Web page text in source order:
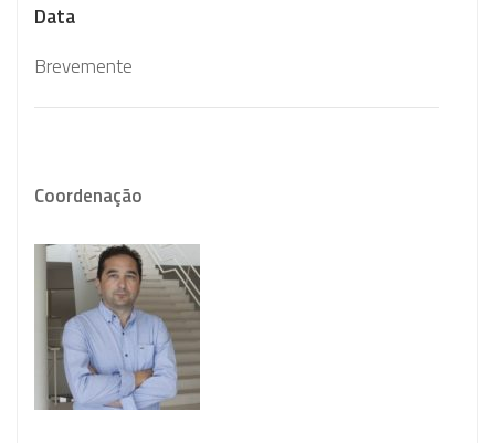
Data
Brevemente
Coordenação